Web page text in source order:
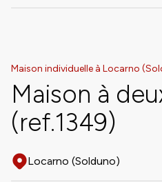
Maison individuelle à Locarno
Maison à
(ref.1349)
Adresse
Locarno (Solduno)